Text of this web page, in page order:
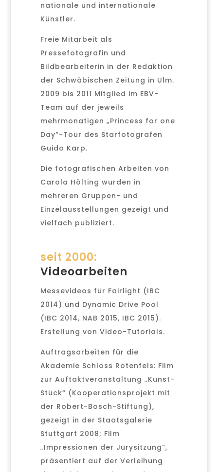
nationale und internationale
Künstler.
Freie Mitarbeit als
Pressefotografin und
Bildbearbeiterin in der Redaktion
der Schwäbischen Zeitung in Ulm.
2009 bis 2011 Mitglied im EBV-
Team auf der jeweils
mehrmonatigen „Princess for one
Day“-Tour des Starfotografen
Guido Karp.
Die fotografischen Arbeiten von
Carola Hölting wurden in
mehreren Gruppen- und
Einzelausstellungen gezeigt und
vielfach publiziert.
seit 2000:
Videoarbeiten
Messevideos für Fairlight (IBC
2014) und Dynamic Drive Pool
(IBC 2014, NAB 2015, IBC 2015).
Erstellung von Video-Tutorials.
Auftragsarbeiten für die
Akademie Schloss Rotenfels: Film
zur Auftaktveranstaltung „Kunst-
Stück“ (Kooperationsprojekt mit
der Robert-Bosch-Stiftung),
gezeigt in der Staatsgalerie
Stuttgart 2008; Film
„Impressionen der Jurysitzung“,
präsentiert auf der Verleihung